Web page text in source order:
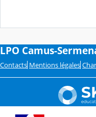
LPO Camus-
Contacts Mentions légales